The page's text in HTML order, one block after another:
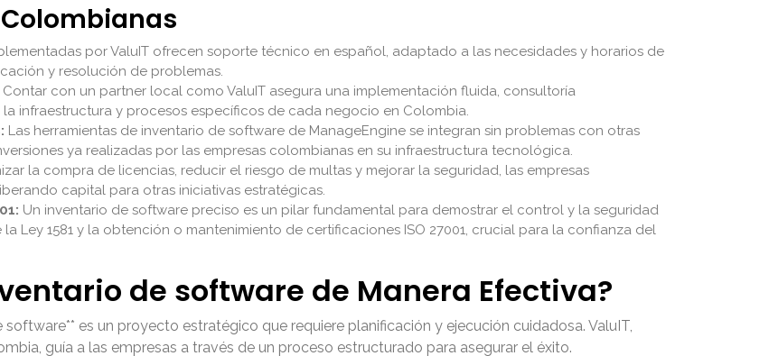
por ValuIT ofrecen soporte técnico en español, adaptado a las necesidades y horarios de
y resolución de problemas.
Contar con un partner local como ValuIT asegura una implementación fluida, consultoría
infraestructura y procesos específicos de cada negocio en Colombia.
Las herramientas de inventario de software de ManageEngine se integran sin problemas con otras
ya realizadas por las empresas colombianas en su infraestructura tecnológica.
la compra de licencias, reducir el riesgo de multas y mejorar la seguridad, las empresas
capital para otras iniciativas estratégicas.
Un inventario de software preciso es un pilar fundamental para demostrar el control y la seguridad
Ley 1581 y la obtención o mantenimiento de certificaciones ISO 27001, crucial para la confianza del
de software de Manera Efectiva?
es un proyecto estratégico que requiere planificación y ejecución cuidadosa. ValuIT,
guía a las empresas a través de un proceso estructurado para asegurar el éxito.